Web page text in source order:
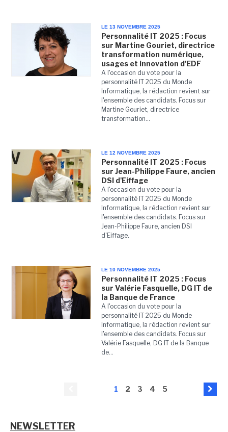
LE 13 NOVEMBRE 2025
Personnalité IT 2025 : Focus
sur Martine Gouriet, directrice
transformation numérique,
usages et innovation d'EDF
A l'occasion du vote pour la
personnalité IT 2025 du Monde
Informatique, la rédaction revient sur
l'ensemble des candidats. Focus sur
Martine Gouriet, directrice
transformation...
LE 12 NOVEMBRE 2025
Personnalité IT 2025 : Focus
sur Jean-Philippe Faure, ancien
DSI d'Eiffage
A l'occasion du vote pour la
personnalité IT 2025 du Monde
Informatique, la rédaction revient sur
l'ensemble des candidats. Focus sur
Jean-Philippe Faure, ancien DSI
d'Eiffage.
LE 10 NOVEMBRE 2025
Personnalité IT 2025 : Focus
sur Valérie Fasquelle, DG IT de
la Banque de France
A l'occasion du vote pour la
personnalité IT 2025 du Monde
Informatique, la rédaction revient sur
l'ensemble des candidats. Focus sur
Valérie Fasquelle, DG IT de la Banque
de...
1 2 3 4 5
NEWSLETTER